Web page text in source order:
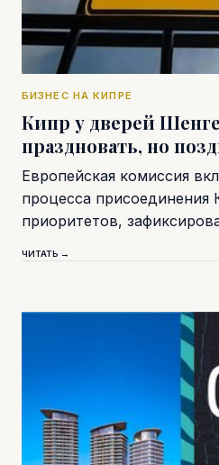
БИЗНЕС НА КИПРЕ
Кипр у дверей
праздновать, но
Европейская комиссия
процесса присоединения
приоритетов,
ЧИТАТЬ →